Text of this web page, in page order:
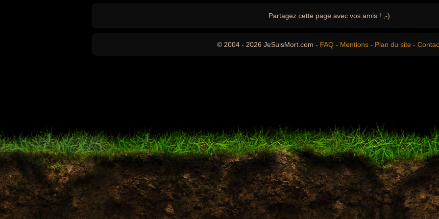
Partagez cette page avec vos amis ! ;-)
© 2004 - 2026 JeSuisMort.com - FAQ - Mentions - Plan du site -